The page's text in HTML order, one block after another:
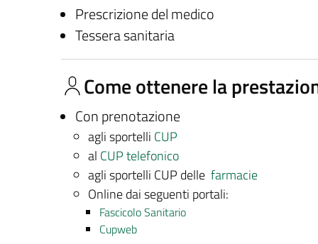
Prescrizione del medico
Tessera sanitaria
Come ottenere la
Con prenotazione
agli sportelli CUP
al CUP telefonico
agli sportelli CUP delle farmacie
Online dai seguenti portali:
Fascicolo Sanitario
Cupweb